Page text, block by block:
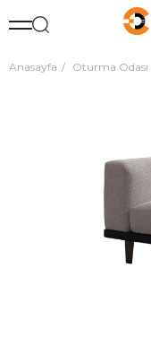
Anasayfa Oturma Odası